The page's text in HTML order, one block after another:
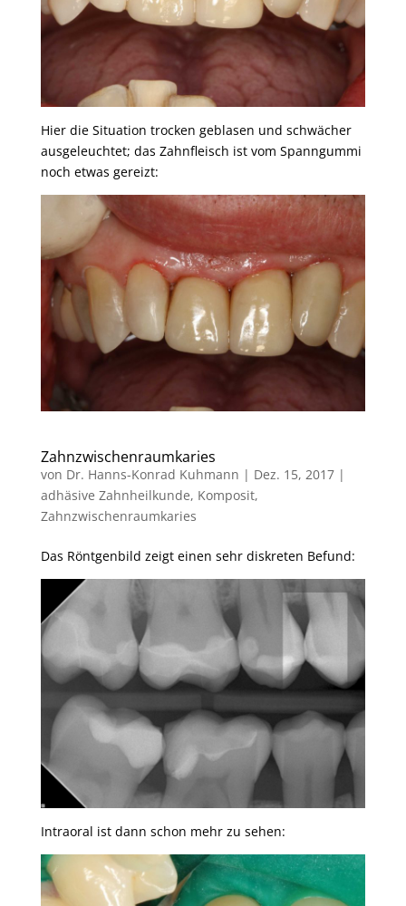
Hier die Situation trocken geblasen und schwächer
ausgeleuchtet; das Zahnfleisch ist vom Spanngummi
noch etwas gereizt:
Zahnzwischenraumkaries
von Dr. Hanns-Konrad Kuhmann | Dez. 15, 2017|
adhäsive Zahnheilkunde, Komposit,
Zahnzwischenraumkaries
Das Röntgenbild zeigt einen sehr diskreten Befund:
Intraoral ist dann schon mehr zu sehen: